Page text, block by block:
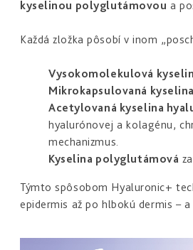
kyselinou polyglutámovou a
Každá zložka pôsobí v inom
Vysokomolekulová
Mikrokapsulovaná
Acetylovaná kyselina
hyalurónovej a kolagénu,
mechanizmus.
Kyselina polyglutámová
Týmto spôsobom Hyaluronic+
epidermis až po hlbokú dermis –